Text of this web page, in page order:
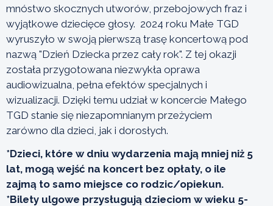
mnóstwo skocznych utworów, przebojowych fraz i
wyjątkowe dziecięce głosy. 2024 roku Małe TGD
wyruszyło w swoją pierwszą trasę koncertową pod
nazwą "Dzień Dziecka przez cały rok". Z tej okazji
została przygotowana niezwykła oprawa
audiowizualna, pełna efektów specjalnych i
wizualizacji. Dzięki temu udział w koncercie Małego
TGD stanie się niezapomnianym przeżyciem
zarówno dla dzieci, jak i dorosłych.
*Dzieci, które w dniu wydarzenia mają mniej niż 5
lat, mogą wejść na koncert bez opłaty, o ile
zajmą to samo miejsce co rodzic/opiekun.
*Bilety ulgowe przysługują dzieciom w wieku 5-